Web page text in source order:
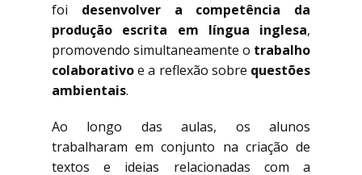
foi desenvolver a competência da
produção escrita em língua inglesa,
promovendo simultaneamente o trabalho
colaborativoe a reflexão sobre questões
ambientais.
Ao longo das aulas, os alunos
trabalharam em conjunto na criação de
textos e ideias relacionadas com a